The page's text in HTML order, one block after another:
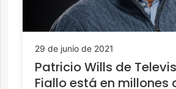
29 de junio de 2021
Patricio Wills de
Fiallo está en millones